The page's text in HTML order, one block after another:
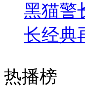
黑猫警
长经典
热播榜